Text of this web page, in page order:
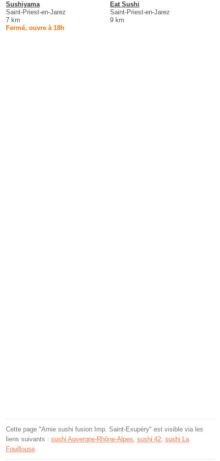
Sushiyama
Saint-Priest-en-Jarez
7 km
Fermé, ouvre à 18h
Eat Sushi
Saint-Priest-en-Jarez
9 km
Cette page "Amie sushi fusion Imp. Saint-Exupéry" est visible via les
liens suivants : sushi Auvergne-Rhône-Alpes, sushi 42, sushi La
Fouillouse.